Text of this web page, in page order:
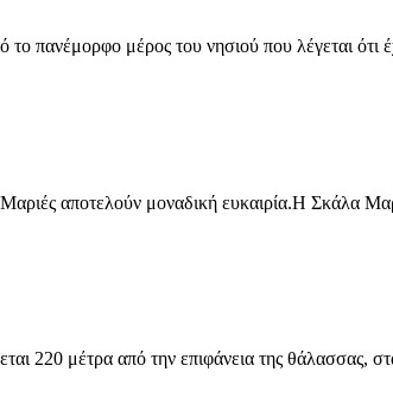
πανέμορφο μέρος του νησιού που λέγεται ότι
αποτελούν μοναδική ευκαιρία.Η Σκάλα
220 μέτρα από την επιφάνεια της θάλασσας,